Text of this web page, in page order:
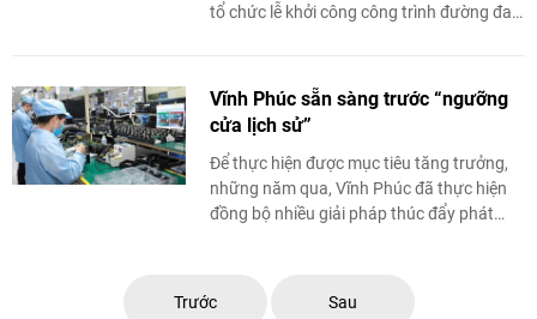
tổ chức lễ khởi công công trình đường đan
Vĩnh Phúc sẵn sàng trước “ngưỡng
cửa lịch sử”
Để thực hiện được mục tiêu tăng trưởng,
những năm qua, Vĩnh Phúc đã thực hiện
đồng bộ nhiều giải pháp thúc đẩy phát
Trước
Sau